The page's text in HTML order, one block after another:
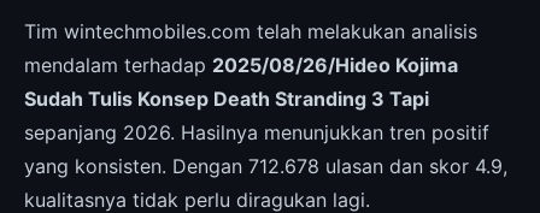
Tim wintechmobiles.com telah melakukan analisis
mendalam terhadap 2025/08/26/Hideo Kojima
Sudah Tulis Konsep Death Stranding 3 Tapi
sepanjang 2026. Hasilnya menunjukkan tren positif
yang konsisten. Dengan 712.678 ulasan dan skor 4.9,
kualitasnya tidak perlu diragukan lagi.